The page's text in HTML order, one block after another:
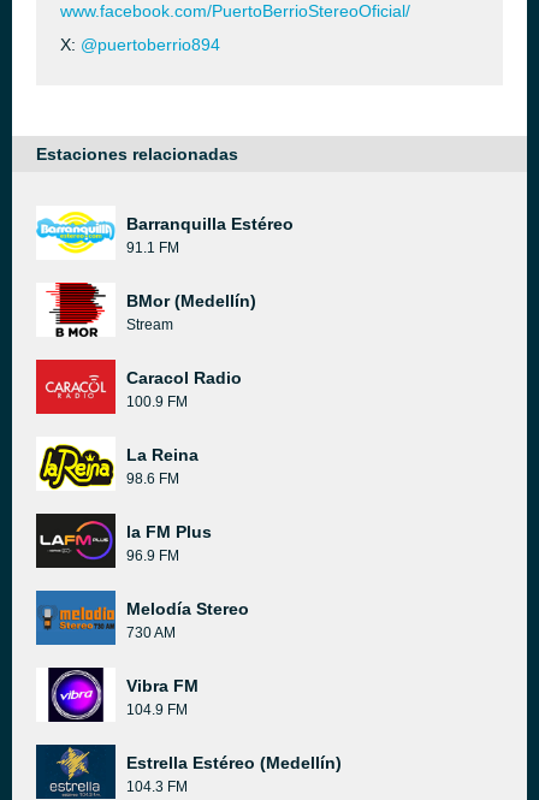
www.facebook.com/PuertoBerrioStereoOficial/
X: @puertoberrio894
Estaciones relacionadas
Barranquilla Estéreo
91.1 FM
BMor (Medellín)
Stream
Caracol Radio
100.9 FM
La Reina
98.6 FM
la FM Plus
96.9 FM
Melodía Stereo
730 AM
Vibra FM
104.9 FM
Estrella Estéreo (Medellín)
104.3 FM